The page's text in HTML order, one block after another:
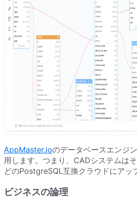
AppMaster.ioのデータベースエンジ
用します。つまり、CADシステムは
どのPostgreSQL互換クラウドにアッ
ビジネスの論理